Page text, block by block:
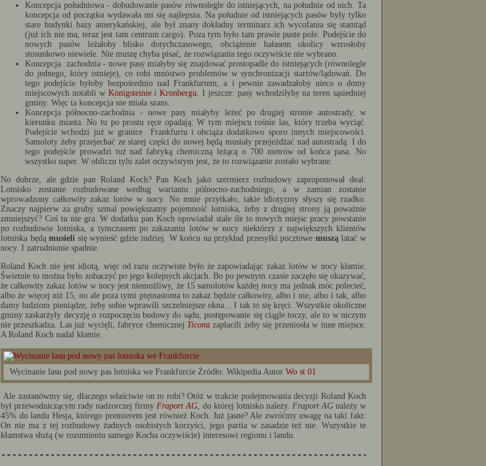
Koncepcja południowa - dobudowanie pasów równolegle do istniejących, na południe od nich. Ta
koncepcja od początku wydawała mi się najlepsza. Na południe od istniejących pasów były tylko
stare budynki bazy amerykańskiej, ale był znany dokładny terminarz ich wycofania się stamtąd
(już ich nie ma, teraz jest tam centrum cargo). Poza tym było tam prawie puste pole. Podejście do
nowych pasów leżałoby blisko dotychczasowego, obciążenie hałasem okolicy wzrosłoby
stosunkowo niewiele. Nie muszę chyba pisać, że rozwiązania tego oczywiście nie wybrano.
Koncepcja zachodnia - nowe pasy miałyby się znajdować prostopadle do istniejących (równolegle
do jednego, który istnieje), co robi mnóstwo problemów w synchronizacji startów/lądowań. Do
tego podejście byłoby bezpośrednio nad Frankfurtem, a i pewnie zawadzałoby nieco o domy
miejscowych notabli w KönigsteinieiKronbergu. I jeszcze: pasy wchodziłyby na teren sąsiedniej
gminy. Więc ta koncepcja nie miała szans.
Koncepcja północno-zachodnia - nowe pasy miałyby leżeć po drugiej stronie autostrady, w
kierunku miasta. No tu po prostu ręce opadają: W tym miejscu rośnie las, który trzeba wyciąć.
Podejście wchodzi już w granice Frankfurtu i obciąża dodatkowo sporo innych miejscowości.
Samoloty żeby przejechać ze starej części do nowej będą musiały przejeżdżać nad autostradą. I do
tego podejście prowadzi tuż nad fabryką chemiczną leżącą o 700 metrów od końca pasa. No
wszystko super. W obliczu tylu zalet oczywistym jest, że to rozwiązanie zostało wybrane.
No dobrze, ale gdzie pan Roland Koch? Pan Koch jako szermierz rozbudowy zaproponował deal:
Lotnisko zostanie rozbudowane według wariantu północno-zachodniego, a w zamian zostanie
wprowadzony całkowity zakaz lotów w nocy. No mnie przytkało, takie idiotyzmy słyszy się rzadko.
Znaczy najpierw za gruby szmal powiększamy pojemność lotniska, żeby z drugiej strony ją poważnie
zmniejszyć? Coś tu nie gra. W dodatku pan Koch opowiadał stale ile to nowych miejsc pracy powstanie
po rozbudowie lotniska, a tymczasem po zakazaniu lotów w nocy niektórzy z największych klientów
lotniska będąmusieli się wynieść gdzie indziej. W końcu na przykład przesyłki pocztowe musząlatać w
nocy. I zatrudnienie spadnie.
Roland Koch nie jest idiotą, więc od razu oczywiste było że zapowiadając zakaz lotów w nocy kłamie.
Świetnie to można było zobaczyć po jego kolejnych akcjach. Bo po pewnym czasie zaczęło się okazywać,
że całkowity zakaz lotów w nocy jest niemożliwy, że 15 samolotów każdej nocy ma jednak móc polecieć,
albo że więcej niż 15, no ale poza tymi piętnastoma to zakaz będzie całkowity, albo i nie, albo i tak, albo
damy ludziom pieniądze, żeby sobie wprawili szczelniejsze okna... I tak to się kręci. Wszystkie okoliczne
gminy zaskarżyły decyzję o rozpoczęciu budowy do sądu, postępowanie się ciągle toczy, ale to w niczym
nie przeszkadza. Las już wycięli, fabryce chemicznej Ticona zapłacili żeby się przeniosła w inne miejsce.
A Roland Koch nadal kłamie.
Wycinanie lasu pod nowy pas lotniska we Frankfurcie Źródło: Wikipedia Autor Wo st 01
Ale zastanówmy się, dlaczego właściwie on to robi? Otóż w trakcie podejmowania decyzji Roland Koch
był przewodniczącym rady nadzorczej firmyFraport AG, do której lotnisko należy. Fraport AGnależy w
45% do landu Hesja, którego premierem jest również Koch. Już jasne? Ale zwróćmy uwagę na taki fakt:
On nie ma z tej rozbudowy żadnych osobistych korzyści, jego partia w zasadzie też nie. Wszystkie te
kłamstwa służą (w rozumieniu samego Kocha oczywiście) interesowi regionu i landu.